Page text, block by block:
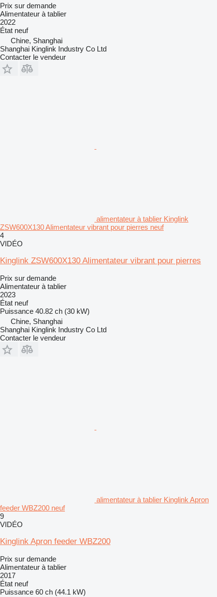
Prix sur demande
Alimentateur à tablier
2022
État neuf
Chine, Shanghai
Shanghai Kinglink Industry Co Ltd
Contacter le vendeur
alimentateur à tablier Kinglink
ZSW600X130 Alimentateur vibrant pour pierres neuf
4
VIDÉO
Kinglink ZSW600X130 Alimentateur vibrant pour pierres
Prix sur demande
Alimentateur à tablier
2023
État neuf
Puissance 40.82 ch (30 kW)
Chine, Shanghai
Shanghai Kinglink Industry Co Ltd
Contacter le vendeur
alimentateur à tablier Kinglink Apron
feeder WBZ200 neuf
9
VIDÉO
Kinglink Apron feeder WBZ200
Prix sur demande
Alimentateur à tablier
2017
État neuf
Puissance 60 ch (44.1 kW)